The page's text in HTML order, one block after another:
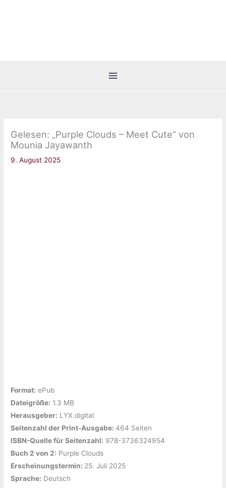
Gelesen: „Purple Clouds – Meet Cute“ von
Mounia Jayawanth
9. August 2025
Format: ePub
Dateigröße: ‎1.3 MB
Herausgeber: ‎LYX.digital
Seitenzahl der Print-Ausgabe: ‎464 Seiten
ISBN-Quelle für Seitenzahl: 978-3736324954
Buch 2 von 2: ‎Purple Clouds
Erscheinungstermin: ‎ 25. Juli 2025
Sprache: ‎Deutsch